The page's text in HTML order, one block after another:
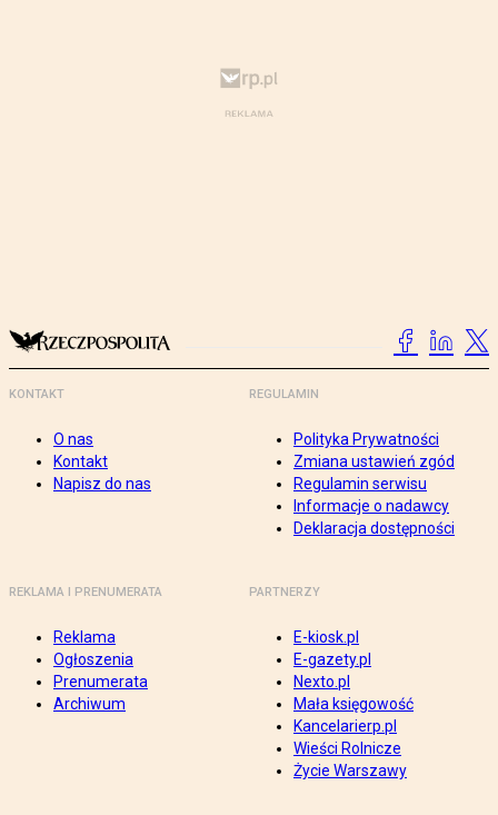
KONTAKT
O nas
Kontakt
Napisz do nas
REGULAMIN
Polityka Prywatności
Zmiana ustawień zgód
Regulamin serwisu
Informacje o nadawcy
Deklaracja dostępności
REKLAMA I PRENUMERATA
Reklama
Ogłoszenia
Prenumerata
Archiwum
PARTNERZY
E-kiosk.pl
E-gazety.pl
Nexto.pl
Mała księgowość
Kancelarierp.pl
Wieści Rolnicze
Życie Warszawy